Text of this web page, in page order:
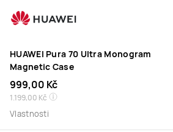
Koupit
HUAWEI
Pura
70
HUAWEI Pura 70 Ultra Monogram
Magnetic Case
Vlastnosti
999,00 Kč
1.199,00 Kč